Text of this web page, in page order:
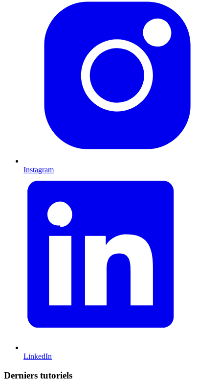
Instagram
LinkedIn
Derniers tutoriels